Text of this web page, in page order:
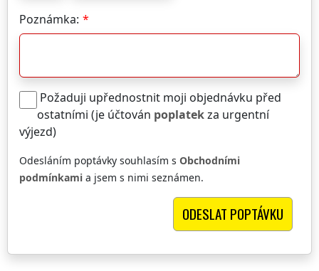
Poznámka:
Požaduji upřednostnit moji objednávku před
ostatními (je účtován poplatekza urgentní
výjezd)
Odesláním poptávky souhlasím s Obchodními
podmínkami a jsem s nimi seznámen.